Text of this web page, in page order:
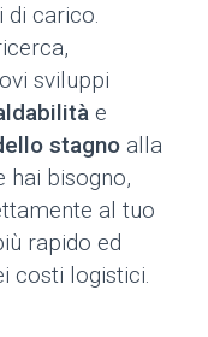
carico.
sviluppi
e
stagno alla
hai bisogno,
al tuo
rapido ed
costi logistici.